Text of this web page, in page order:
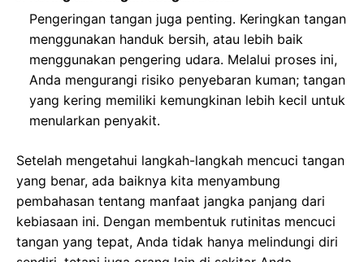
Pengeringan tangan juga penting. Keringkan tangan
menggunakan handuk bersih, atau lebih baik
menggunakan pengering udara. Melalui proses ini,
Anda mengurangi risiko penyebaran kuman; tangan
yang kering memiliki kemungkinan lebih kecil untuk
menularkan penyakit.
Setelah mengetahui langkah-langkah mencuci tangan
yang benar, ada baiknya kita menyambung
pembahasan tentang manfaat jangka panjang dari
kebiasaan ini. Dengan membentuk rutinitas mencuci
tangan yang tepat, Anda tidak hanya melindungi diri